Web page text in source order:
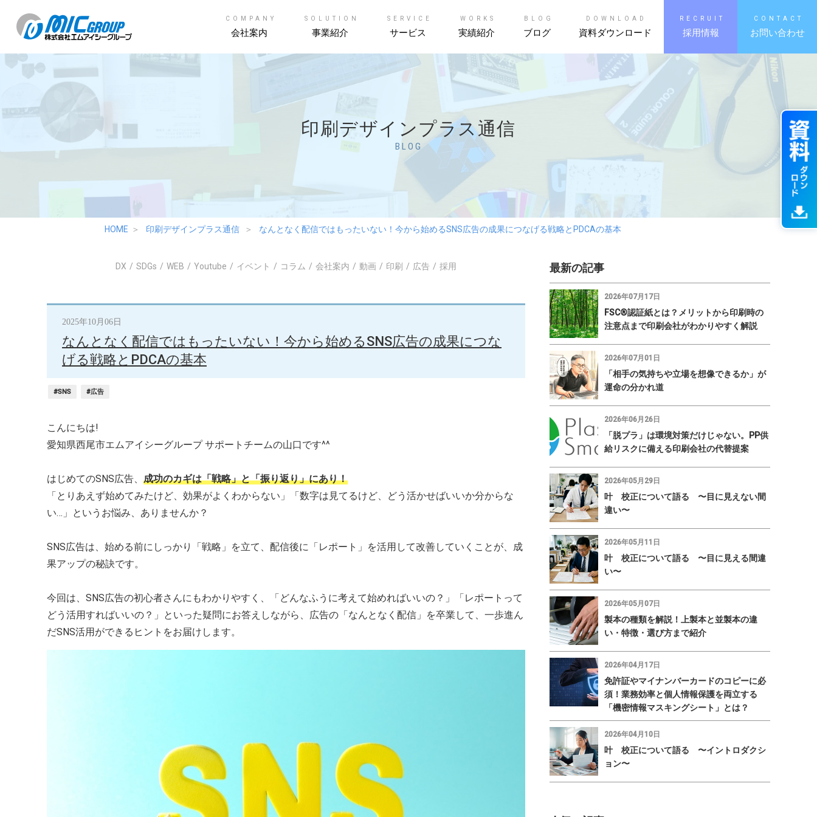
COMPANY
会社案内
SOLUTION
事業紹介
SERVICE
サービス
WORKS
実績紹介
BLOG
ブログ
DOWNLOAD
資料ダウンロード
RECRUIT
採用情報
CONTACT
お問い合わせ
印刷デザインプラス通信
BLOG
HOME 印刷デザインプラス通信 なんとなく配信ではもったいない！今から始めるSNS広告の成果につなげる戦略とPDCAの基本
DX SDGs WEB Youtube イベント コラム 会社案内 動画 印刷 広告 採用
2025年10月06日
なんとなく配信ではもったいない！今から始めるSNS広告の成果につな
げる戦略とPDCAの基本
#SNS #広告
こんにちは!
愛知県西尾市エムアイシーグループ サポートチームの山口です^^
はじめてのSNS広告、 成功のカギは「戦略」と「振り返り」にあり！
「とりあえず始めてみたけど、効果がよくわからない」「数字は見てるけど、どう活かせばいいか分からな
い…」というお悩み、ありませんか？
SNS広告は、始める前にしっかり「戦略」を立て、配信後に「レポート」を活用して改善していくことが、成
果アップの秘訣です。
今回は、SNS広告の初心者さんにもわかりやすく、「どんなふうに考えて始めればいいの？」「レポートって
どう活用すればいいの？」といった疑問にお答えしながら、広告の「なんとなく配信」を卒業して、一歩進ん
だSNS活用ができるヒントをお届けします。
最新の記事
2026年07月17日
FSC®認証紙とは？メリットから印刷時の
注意点まで印刷会社がわかりやすく解説
2026年07月01日
「相手の気持ちや立場を想像できるか」が
運命の分かれ道
2026年06月26日
「脱プラ」は環境対策だけじゃない。PP供
給リスクに備える印刷会社の代替提案
2026年05月29日
叶 校正について語る 〜目に見えない間
違い〜
2026年05月11日
叶 校正について語る 〜目に見える間違
い〜
2026年05月07日
製本の種類を解説！上製本と並製本の違
い・特徴・選び方まで紹介
2026年04月17日
免許証やマイナンバーカードのコピーに必
須！業務効率と個人情報保護を両立する
「機密情報マスキングシート」とは？
2026年04月10日
叶 校正について語る 〜イントロダクシ
ョン〜